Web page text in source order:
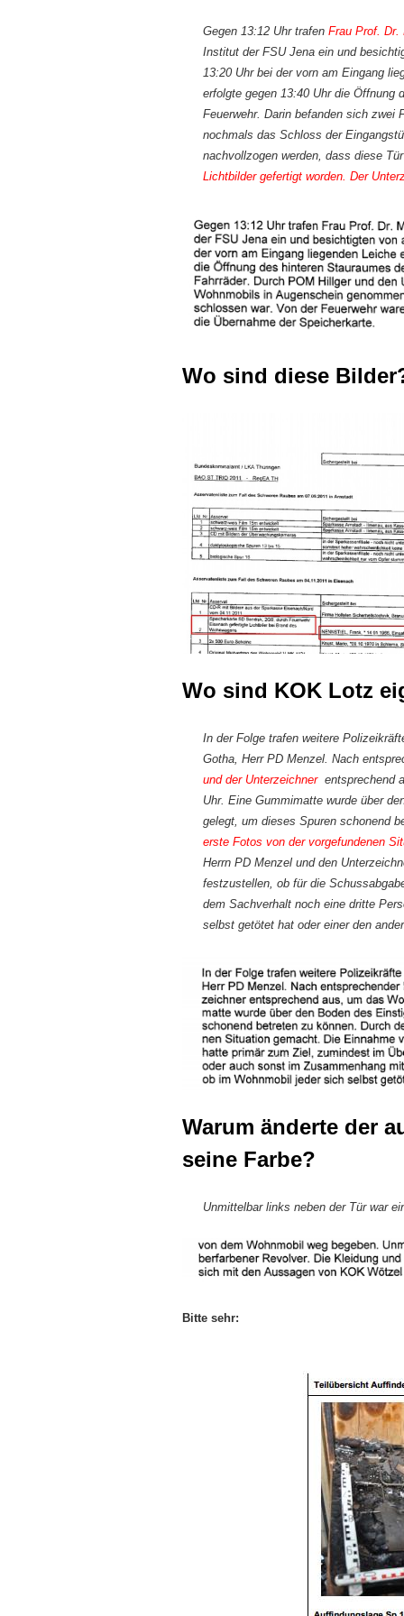
Gegen 13:12 Uhr trafen Frau Prof. Dr.
Institut der FSU Jena ein und
13:20 Uhr bei der vorn am Eingang
erfolgte gegen 13:40 Uhr die Öffnung
Feuerwehr. Darin befanden sich zwei
nochmals das Schloss der
nachvollzogen werden, dass diese
Lichtbilder gefertigt worden. Der
Wo sind diese
Wo sind KOK Lotz
In der Folge trafen weitere
Gotha, Herr PD Menzel. Nach
und der Unterzeichnerentsprechend
Uhr. Eine Gummimatte wurde über
gelegt, um dieses Spuren schonend
erste Fotos von der vorgefundenen
Herrn PD Menzel und den
festzustellen, ob für die
dem Sachverhalt noch eine dritte
selbst getötet hat oder einer den
Warum änderte der
seine Farbe?
Unmittelbar links neben der Tür war
Bitte sehr: